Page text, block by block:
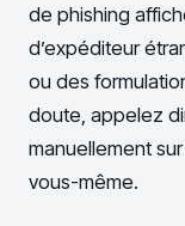
de phishing
d’expéditeur
ou des
doute, appelez
manuellement
vous-même.